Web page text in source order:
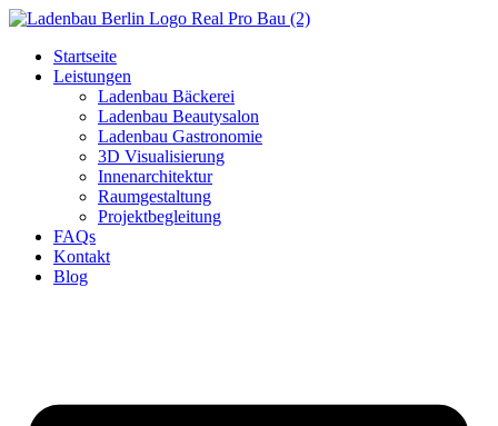
Zum
wechselnStartseite
Leistungen
Ladenbau Bäckerei
Ladenbau Beautysalon
Ladenbau Gastronomie
3D Visualisierung
Innenarchitektur
Raumgestaltung
Projektbegleitung
FAQs
Kontakt
Blog